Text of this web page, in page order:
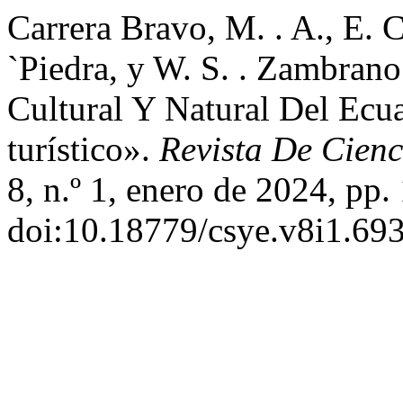
Carrera Bravo, M. . A., E.
`Piedra, y W. S. .
Cultural Y Natural Del
turístico». Revista De
8, n.º 1, enero de 2024, pp.
doi:10.18779/